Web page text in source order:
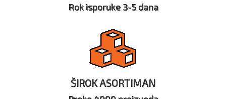
Rok isporuke 3-5 dana
ŠIROK ASORTIMAN